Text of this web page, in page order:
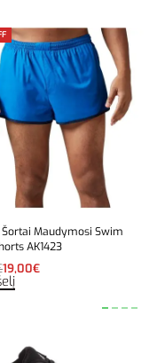
Šortai Maudymosi Swim
AK1423
19,00€